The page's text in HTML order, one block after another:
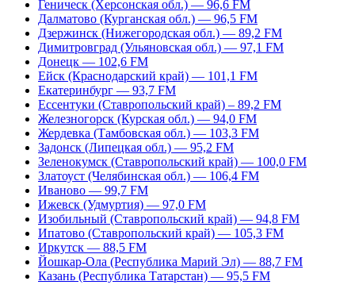
Геническ (Херсонская обл.) — 96,6 FM
Далматово (Курганская обл.) — 96,5 FM
Дзержинск (Нижегородская обл.) — 89,2 FM
Димитровград (Ульяновская обл.) — 97,1 FM
Донецк — 102,6 FM
Ейск (Краснодарский край) — 101,1 FM
Екатеринбург — 93,7 FM
Ессентуки (Ставропольский край) – 89,2 FM
Железногорск (Курская обл.) — 94,0 FM
Жердевка (Тамбовская обл.) — 103,3 FM
Задонск (Липецкая обл.) — 95,2 FM
Зеленокумск (Ставропольский край) — 100,0 FM
Златоуст (Челябинская обл.) — 106,4 FM
Иваново — 99,7 FM
Ижевск (Удмуртия) — 97,0 FM
Изобильный (Ставропольский край) — 94,8 FM
Ипатово (Ставропольский край) — 105,3 FM
Иркутск — 88,5 FM
Йошкар-Ола (Республика Марий Эл) — 88,7 FM
Казань (Республика Татарстан) — 95,5 FM